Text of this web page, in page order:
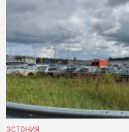
ЭСТОНИЯ